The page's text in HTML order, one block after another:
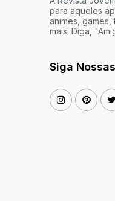
para aqueles
animes,
mais. Diga,
Siga